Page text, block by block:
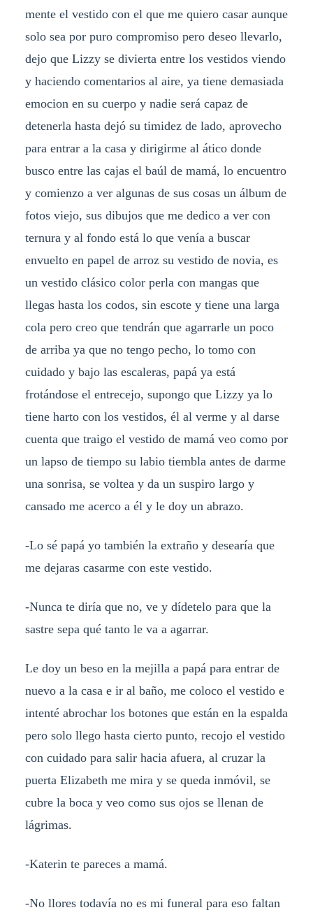
mente el vestido con el que me quiero casar aunque
solo sea por puro compromiso pero deseo llevarlo,
dejo que Lizzy se divierta entre los vestidos viendo
y haciendo comentarios al aire, ya tiene demasiada
emocion en su cuerpo y nadie será capaz de
detenerla hasta dejó su timidez de lado, aprovecho
para entrar a la casa y dirigirme al ático donde
busco entre las cajas el baúl de mamá, lo encuentro
y comienzo a ver algunas de sus cosas un álbum de
fotos viejo, sus dibujos que me dedico a ver con
ternura y al fondo está lo que venía a buscar
envuelto en papel de arroz su vestido de novia, es
un vestido clásico color perla con mangas que
llegas hasta los codos, sin escote y tiene una larga
cola pero creo que tendrán que agarrarle un poco
de arriba ya que no tengo pecho, lo tomo con
cuidado y bajo las escaleras, papá ya está
frotándose el entrecejo, supongo que Lizzy ya lo
tiene harto con los vestidos, él al verme y al darse
cuenta que traigo el vestido de mamá veo como por
un lapso de tiempo su labio tiembla antes de darme
una sonrisa, se voltea y da un suspiro largo y
cansado me acerco a él y le doy un abrazo.
-Lo sé papá yo también la extraño y desearía que
me dejaras casarme con este vestido.
-Nunca te diría que no, ve y dídetelo para que la
sastre sepa qué tanto le va a agarrar.
Le doy un beso en la mejilla a papá para entrar de
nuevo a la casa e ir al baño, me coloco el vestido e
intenté abrochar los botones que están en la espalda
pero solo llego hasta cierto punto, recojo el vestido
con cuidado para salir hacia afuera, al cruzar la
puerta Elizabeth me mira y se queda inmóvil, se
cubre la boca y veo como sus ojos se llenan de
lágrimas.
-Katerin te pareces a mamá.
-No llores todavía no es mi funeral para eso faltan